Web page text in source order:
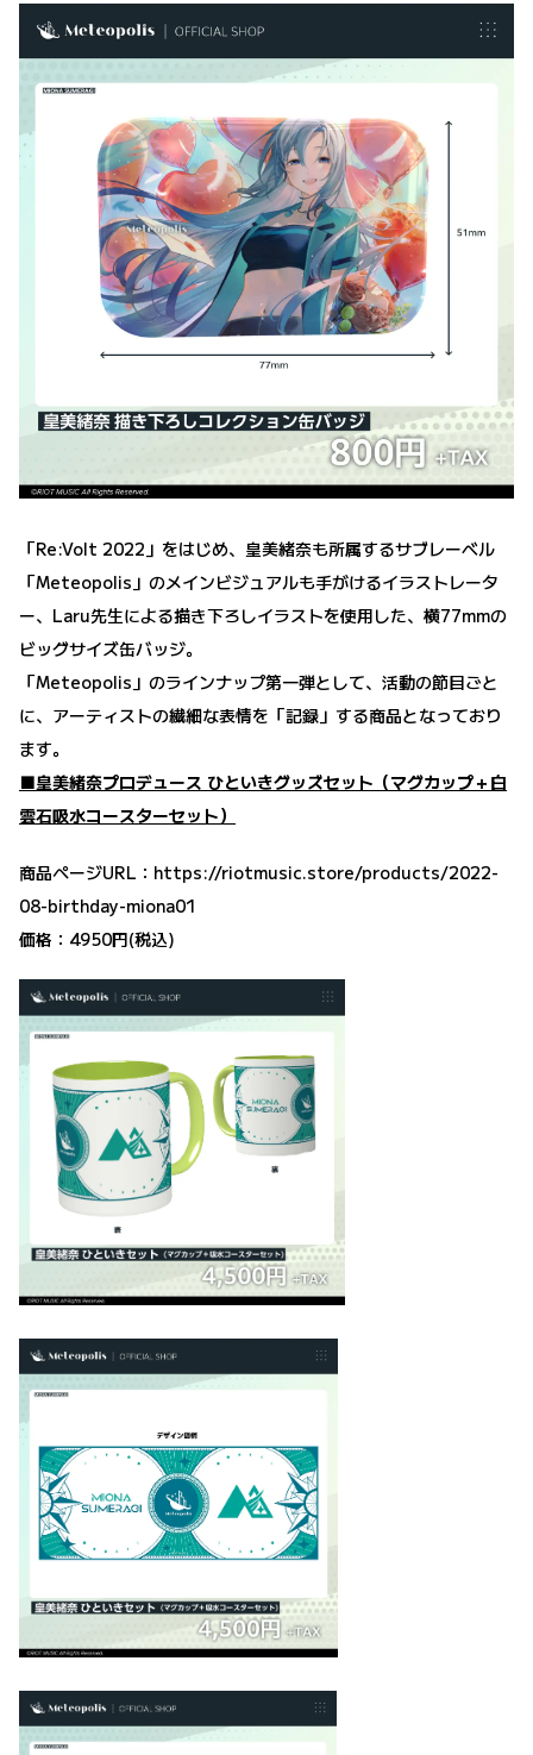
「Re:Volt 2022」をはじめ、皇美緒奈も所属するサブレーベル
「Meteopolis」のメインビジュアルも手がけるイラストレータ
ー、Laru先生による描き下ろしイラストを使用した、横77mmの
ビッグサイズ缶バッジ。
「Meteopolis」のラインナップ第一弾として、活動の節目ごと
に、アーティストの繊細な表情を「記録」する商品となっており
ます。
■皇美緒奈プロデュース ひといきグッズセット（マグカップ＋白
雲石吸水コースターセット）
商品ページURL： https://riotmusic.store/products/2022-
08-birthday-miona01
価格：4950円(税込)